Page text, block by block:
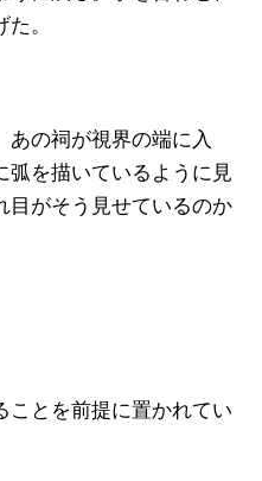
。
あの祠が視界の端に入
弧を描いているように見
目がそう見せているのか
ことを前提に置かれてい